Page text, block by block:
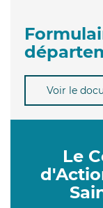
Voir le
Le